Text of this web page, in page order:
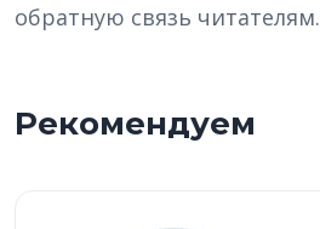
обратную связь читателям.
Рекомендуем